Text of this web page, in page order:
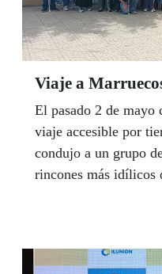
Viaje a
El pasado 2 de mayo
viaje accesible por
condujo a un grupo
rincones más idílicos